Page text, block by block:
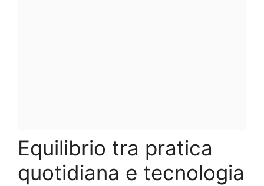
Equilibrio tra pratica
quotidiana e tecnologia